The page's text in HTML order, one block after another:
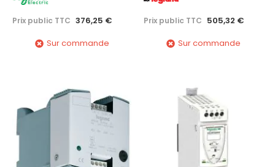
Prix public TTC 376,25 €
Sur commande
Prix public TTC 505,32 €
Sur commande